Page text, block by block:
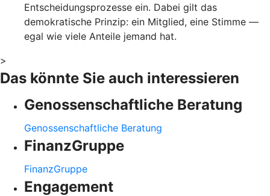
Entscheidungsprozesse ein. Dabei gilt das
demokratische Prinzip: ein Mitglied, eine Stimme —
egal wie viele Anteile jemand hat.
>
Das könnte Sie auch interessieren
Genossenschaftliche Beratung
Genossenschaftliche Beratung
FinanzGruppe
FinanzGruppe
Engagement